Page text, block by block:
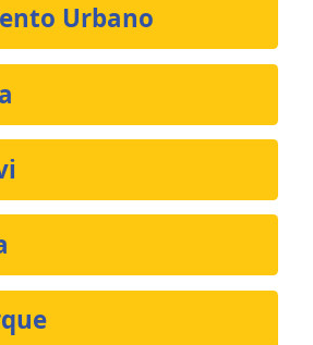
Urbano